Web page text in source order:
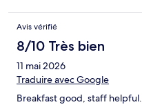
Avis vérifié
8/10 Très bien
11 mai 2026
Traduire avec Google
Breakfast good, staff helpful.